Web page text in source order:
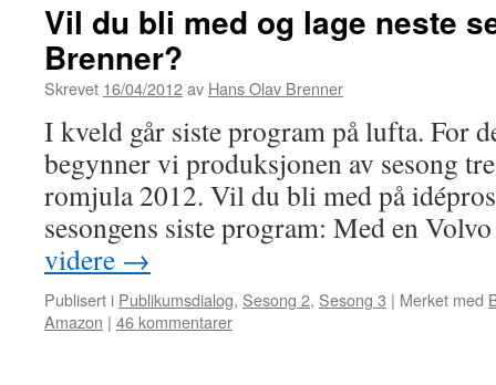
Vil du bli med og lage neste
Brenner?
Skrevet 16/04/2012av Hans Olav Brenner
I kveld går siste program på lufta. For
begynner vi produksjonen av sesong
romjula 2012. Vil du bli med på
sesongens siste program: Med en
videre →
Publisert i Publikumsdialog, Sesong 2, Sesong 3 | Merket med
Amazon | 46 kommentarer